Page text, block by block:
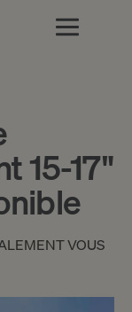
15-17"
VOUS